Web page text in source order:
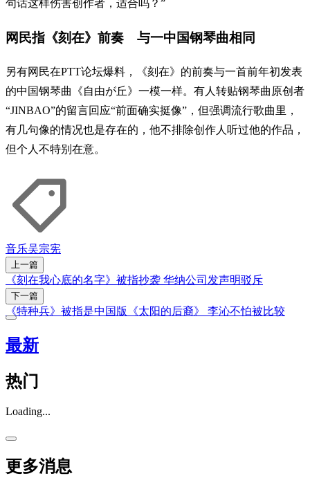
句话这样伤害创作者，适合吗？”
网民指《刻在》前奏 与一中国钢琴曲相同
另有网民在PTT论坛爆料，《刻在》的前奏与一首前年初发表
的中国钢琴曲《自由が丘》一模一样。有人转贴钢琴曲原创者
“JINBAO”的留言回应“前面确实挺像”，但强调流行歌曲里，
有几句像的情况也是存在的，他不排除创作人听过他的作品，
但个人不特别在意。
音乐吴宗宪
上一篇
《刻在我心底的名字》被指抄袭 华纳公司发声明驳斥
下一篇
《特种兵》被指是中国版《太阳的后裔》 李沁不怕被比较
最新
热门
Loading...
更多消息